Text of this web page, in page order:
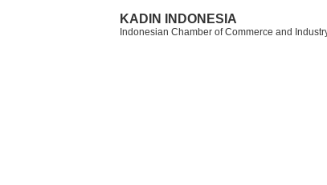
KADIN INDONESIA
Indonesian Chamber of Commerce and